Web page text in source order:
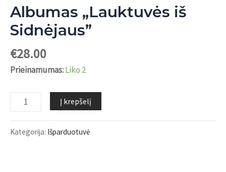
Albumas „Lauktuvės iš
Sidnėjaus”
€28.00
Prieinamumas:Liko 2
produkto
kiekis:
"Lauktuvės
Į krepšelį
Kategorija: Išparduotuvė